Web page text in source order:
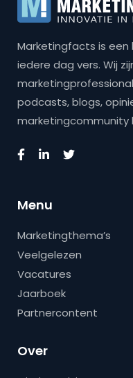
Marketingfacts is
iedere dag vers. Wij
podcasts, blogs,
marketingcommunity
Menu
Marketingthema’s
Veelgelezen
Vacatures
Jaarboek
Partnercontent
Over